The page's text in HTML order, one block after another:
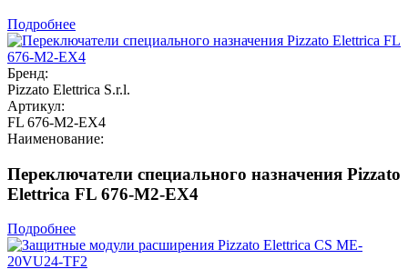
Подробнее
Бренд:
Pizzato Elettrica S.r.l.
Артикул:
FL 676-M2-EX4
Наименование:
Переключатели специального назначения Pizzato
Elettrica FL 676-M2-EX4
Подробнее